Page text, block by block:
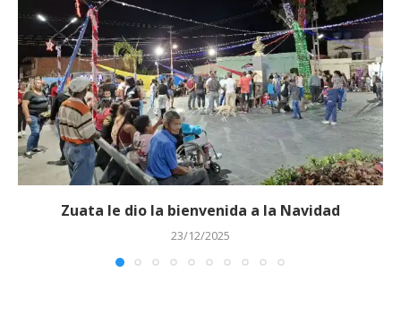
Zuata le dio la bienvenida a la Navidad
23/12/2025